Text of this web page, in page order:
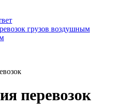
грузов воздушным
перевозок